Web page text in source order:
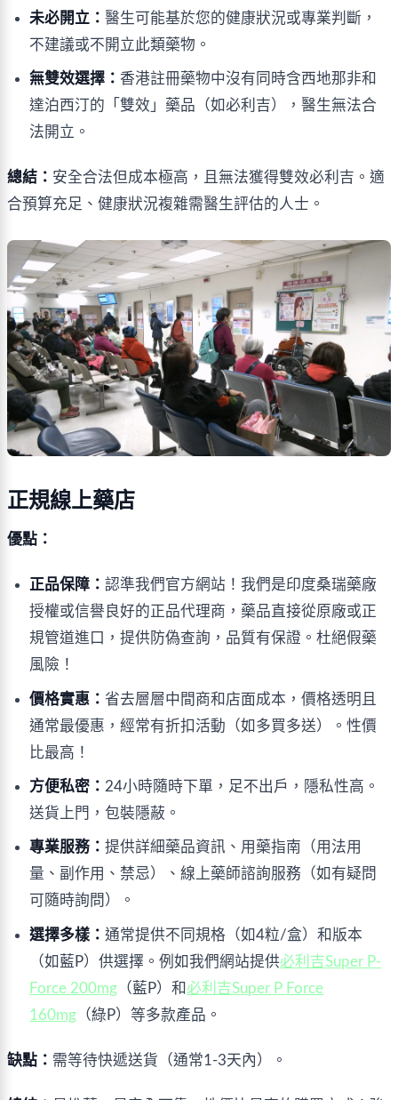
未必開立：醫生可能基於您的健康狀況或專業判斷，
不建議或不開立此類藥物。
無雙效選擇： 香港註冊藥物中沒有同時含西地那非和
達泊西汀的「雙效」藥品（如必利吉），醫生無法合
法開立。
總結： 安全合法但成本極高，且無法獲得雙效必利吉。適
合預算充足、健康狀況複雜需醫生評估的人士。
正規線上藥店
優點：
正品保障：認準我們官方網站！我們是印度桑瑞藥廠
授權或信譽良好的正品代理商，藥品直接從原廠或正
規管道進口，提供防偽查詢，品質有保證。杜絕假藥
風險！
價格實惠： 省去層層中間商和店面成本，價格透明且
通常最優惠，經常有折扣活動（如多買多送）。性價
比最高！
方便私密： 24小時隨時下單，足不出戶，隱私性高。
送貨上門，包裝隱蔽。
專業服務：提供詳細藥品資訊、用藥指南（用法用
量、副作用、禁忌）、線上藥師諮詢服務（如有疑問
可隨時詢問）。
選擇多樣：通常提供不同規格（如4粒/盒）和版本
（如藍P）供選擇。例如我們網站提供必利吉Super P-
Force 200mg （藍P）和必利吉Super P Force
160mg （綠P）等多款產品。
缺點： 需等待快遞送貨（通常1-3天內）。